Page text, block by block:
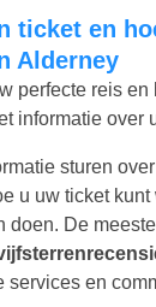
Alderney
perfecte reis
informatie over
sturen
u uw ticket
doen. De
services en